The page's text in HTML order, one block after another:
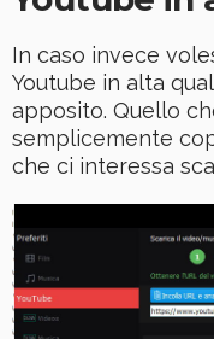
In caso invece
Youtube in alta
apposito. Quello
semplicemente
che ci interessa